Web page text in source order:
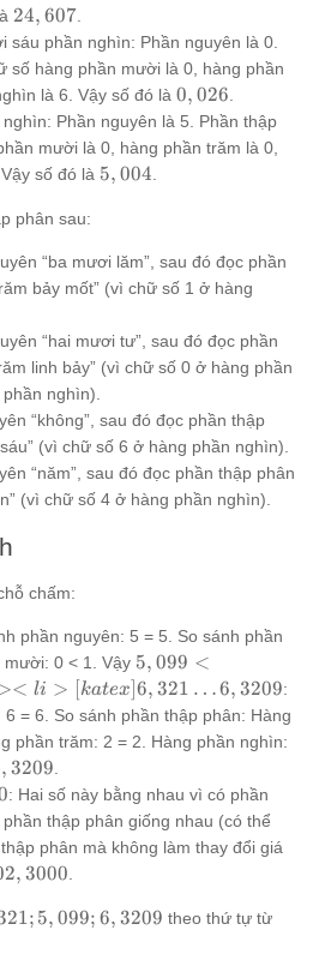
24,607
24, 607.
sáu phần nghìn: Phần nguyên là 0.
số hàng phần mười là 0, hàng phần
là 6. Vậy số đó là 0,026
0, 026
Phần nguyên là 5. Phần thập
mười là 0, hàng phần trăm là 0,
số đó là 5,004
5, 004
phân sau:
“ba mươi lăm”, sau đó đọc phần
bảy mốt” (vì chữ số 1 ở hàng
“hai mươi tư”, sau đó đọc phần
linh bảy” (vì chữ số 0 ở hàng phần
nghìn).
“không”, sau đó đọc phần thập
(vì chữ số 6 ở hàng phần nghìn).
“năm”, sau đó đọc phần thập phân
(vì chữ số 4 ở hàng phần nghìn).
chấm:
phần nguyên: 5 = 5. So sánh phần
0 < 1. Vậy 5,099 <
5,1[/katex].
</li> <li>
[katex]6,321
\ldots
5, 099 <
li > [katex]6, 321 …6, 3209:
= 6. So sánh phần thập phân: Hàng
phần trăm: 2 = 2. Hàng phần nghìn:
, 3209
: Hai số này bằng nhau vì có phần
thập phân giống nhau (có thể
phân mà không làm thay đổi giá
, 3000
; 5, 099; 6, 3209 theo thứ tự từ